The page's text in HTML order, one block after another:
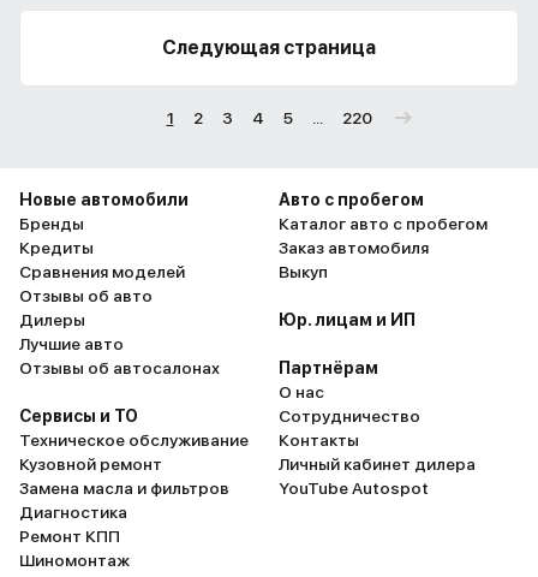
Следующая страница
1 2 3 4 5 220
Новые автомобили
Бренды
Кредиты
Сравнения моделей
Отзывы об авто
Дилеры
Лучшие авто
Отзывы об автосалонах
Сервисы и ТО
Техническое обслуживание
Кузовной ремонт
Замена масла и фильтров
Диагностика
Ремонт КПП
Шиномонтаж
Авто с пробегом
Каталог авто с пробегом
Заказ автомобиля
Выкуп
Юр. лицам и ИП
Партнёрам
О нас
Сотрудничество
Контакты
Личный кабинет дилера
YouTube Autospot